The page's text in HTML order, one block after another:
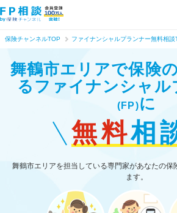
保険チャンネルTOP ファイナンシャルプランナー無料相談
舞鶴市エリアで保険
る ファイナンシャル
(FP)に
無料相
舞鶴市エリアを担当している専門家があなたの保
ます。